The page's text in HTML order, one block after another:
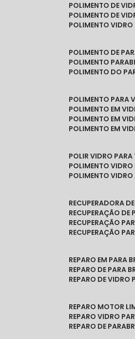
POLIMENTO DE
POLIMENTO DE
POLIMENTO
POLIMENTO DE
POLIMENTO
POLIMENTO DO
POLIMENTO
POLIMENTO EM
POLIMENTO EM
POLIMENTO EM
POLIR VIDRO
POLIMENTO
POLIMENTO
RECUPERADORA
RECUPERAÇÃO
RECUPERAÇÃO
RECUPERAÇÃO
REPARO EM PARA
REPARO DE PARA
REPARO DE VIDRO
REPARO MOTOR
REPARO VIDRO
REPARO DE